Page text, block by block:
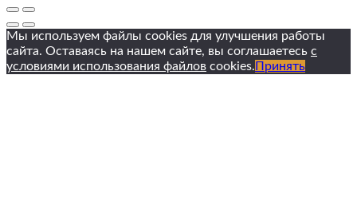
Мы используем файлы cookies для улучшения работы
сайта. Оставаясь на нашем сайте, вы соглашаетесь с
условиями использования файлов cookies. Принять